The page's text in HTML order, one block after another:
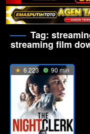
Tag:
streaming film
6.223 90 min